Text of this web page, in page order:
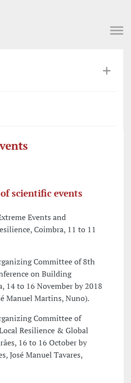
scientific events
Events and
Coimbra, 11 to 11
Committee of 8th
on Building
14 to 16 November by 2018
Manuel Martins, Nuno).
Committee of
Resilience & Global
16 to 16 October by
José Manuel Tavares,